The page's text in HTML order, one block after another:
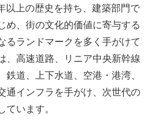
以上の歴史を持ち、建築部門で
め、街の文化的価値に寄与する
るランドマークを多く手がけて
、高速道路、リニア中央新幹線
鉄道、上下水道、空港・港湾、
通インフラを手がけ、次世代の
ています。